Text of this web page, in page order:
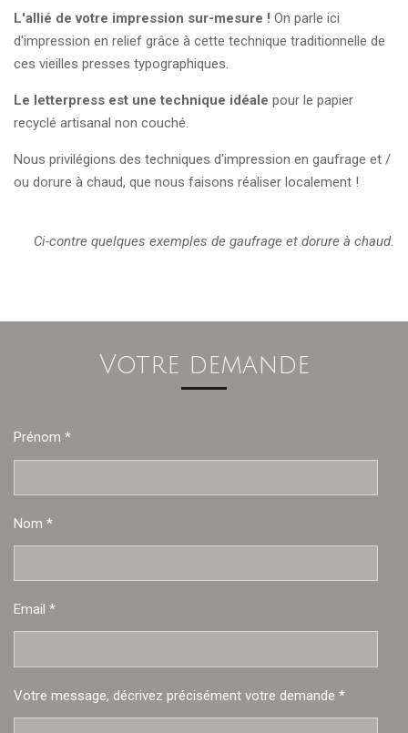
L'allié de votre impression sur-mesure ! On parle ici
d'impression en relief grâce à cette technique traditionnelle de
ces vieilles presses typographiques.
Le letterpress est une technique idéale pour le papier
recyclé artisanal non couché.
Nous privilégions des techniques d'impression en gaufrage et /
ou dorure à chaud, que nous faisons réaliser localement !
Ci-contre quelques exemples de gaufrage et dorure à chaud.
Votre demande
Prénom *
Nom *
Email *
Votre message, décrivez précisément votre demande *